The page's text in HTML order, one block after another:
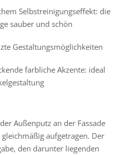
Selbstreinigungseffekt: die
sauber und schön
Gestaltungsmöglichkeiten
farbliche Akzente: ideal
Außenputz an der Fassade
aufgetragen. Der
den darunter liegenden